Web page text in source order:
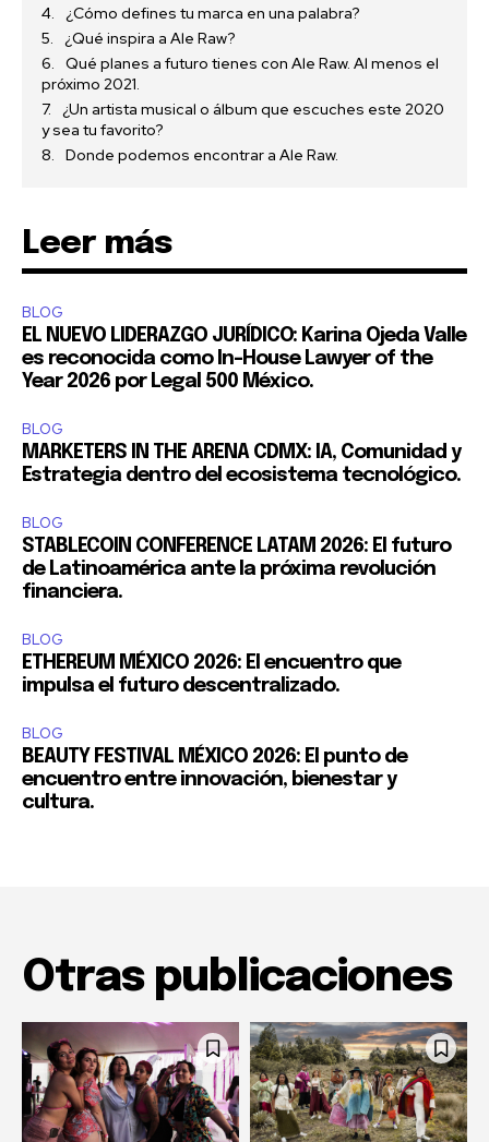
¿Cómo defines tu marca en una palabra?
¿Qué inspira a Ale Raw?
Qué planes a futuro tienes con Ale Raw. Al menos el
próximo 2021.
¿Un artista musical o álbum que escuches este 2020
y sea tu favorito?
Donde podemos encontrar a Ale Raw.
Leer más
BLOG
EL NUEVO LIDERAZGO JURÍDICO: Karina Ojeda Valle
es reconocida como In-House Lawyer of the
Year 2026 por Legal 500 México.
BLOG
MARKETERS IN THE ARENA CDMX: IA, Comunidad y
Estrategia dentro del ecosistema tecnológico.
BLOG
STABLECOIN CONFERENCE LATAM 2026: El futuro
de Latinoamérica ante la próxima revolución
financiera.
BLOG
ETHEREUM MÉXICO 2026: El encuentro que
impulsa el futuro descentralizado.
BLOG
BEAUTY FESTIVAL MÉXICO 2026: El punto de
encuentro entre innovación, bienestar y
cultura.
Otras publicaciones